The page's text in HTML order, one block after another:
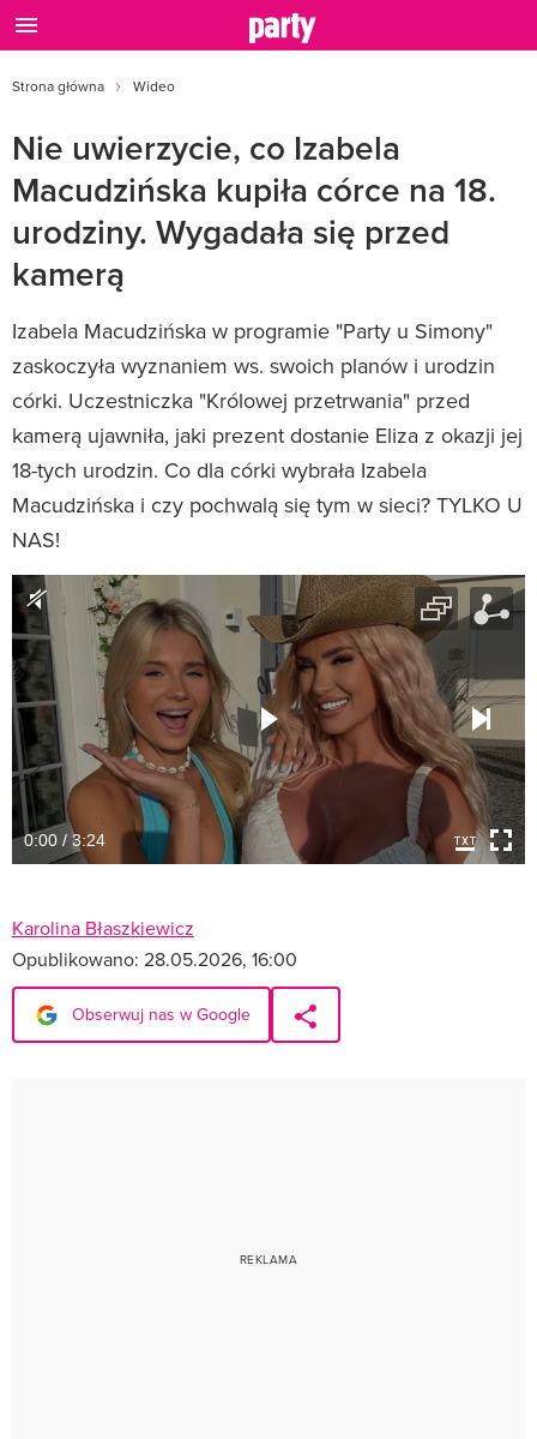
Strona główna Wideo
Nie uwierzycie, co Izabela
Macudzińska kupiła córce na 18.
urodziny. Wygadała się przed
kamerą
Izabela Macudzińska w programie "Party u Simony"
zaskoczyła wyznaniem ws. swoich planów i urodzin
córki. Uczestniczka "Królowej przetrwania" przed
kamerą ujawniła, jaki prezent dostanie Eliza z okazji jej
18-tych urodzin. Co dla córki wybrała Izabela
Macudzińska i czy pochwalą się tym w sieci? TYLKO U
NAS!
0:00 / 3:24
Karolina Błaszkiewicz
Opublikowano: 28.05.2026, 16:00
Obserwuj nas w Google